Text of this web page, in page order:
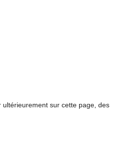
sur cette page, des